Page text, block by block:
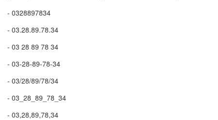
- 0328897834
- 03.28.89.78.34
- 03 28 89 78 34
- 03-28-89-78-34
- 03/28/89/78/34
- 03_28_89_78_34
- 03,28,89,78,34